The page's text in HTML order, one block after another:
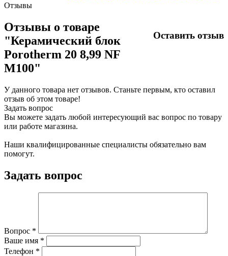
Отзывы
Оставить отзыв
Отзывы о товаре
"Керамический блок
Porotherm 20 8,99 NF
M100"
У данного товара нет отзывов. Станьте первым, кто оставил
отзыв об этом товаре!
Задать вопрос
Вы можете задать любой интересующий вас вопрос по товару
или работе магазина.
Наши квалифицированные специалисты обязательно вам
помогут.
Задать вопрос
Вопрос *
Ваше имя *
Телефон *